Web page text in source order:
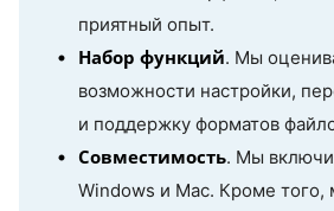
приятный опыт.
Набор функций. Мы
возможности настройки,
и поддержку форматов
Совместимость. Мы
Windows и Mac. Кроме того,